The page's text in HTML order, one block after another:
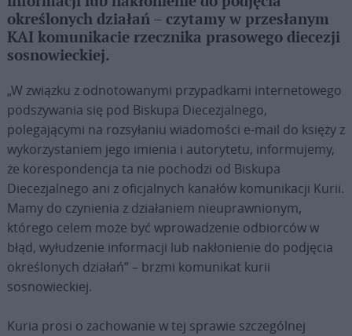
określonych działań – czytamy w przesłanym
KAI komunikacie rzecznika prasowego diecezji
sosnowieckiej.
„W związku z odnotowanymi przypadkami internetowego
podszywania się pod Biskupa Diecezjalnego,
polegającymi na rozsyłaniu wiadomości e-mail do księży z
wykorzystaniem jego imienia i autorytetu, informujemy,
że korespondencja ta nie pochodzi od Biskupa
Diecezjalnego ani z oficjalnych kanałów komunikacji Kurii.
Mamy do czynienia z działaniem nieuprawnionym,
którego celem może być wprowadzenie odbiorców w
błąd, wyłudzenie informacji lub nakłonienie do podjęcia
określonych działań” – brzmi komunikat kurii
sosnowieckiej.
Kuria prosi o zachowanie w tej sprawie szczególnej